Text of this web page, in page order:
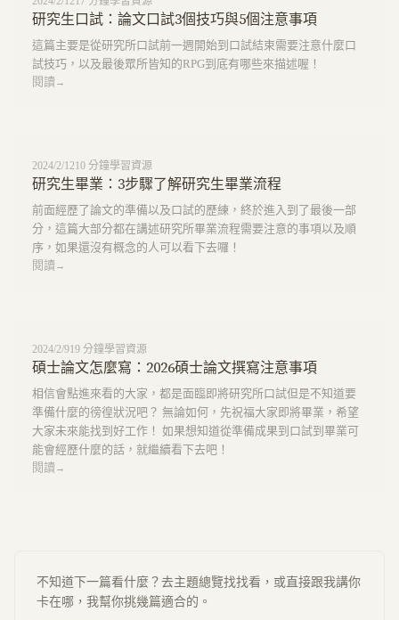
研究生口試：論文口試3個技巧與5個注意事項
這篇主要是從研究所口試前一週開始到口試結束需要注意什麼口
試技巧，以及最後眾所皆知的RPG到底有哪些來描述喔！
閱讀 →
2024/2/1210 分鐘學習資源
研究生畢業：3步驟了解研究生畢業流程
前面經歷了論文的準備以及口試的歷練，終於進入到了最後一部
分，這篇大部分都在講述研究所畢業流程需要注意的事項以及順
序，如果還沒有概念的人可以看下去囉！
閱讀 →
2024/2/919 分鐘學習資源
碩士論文怎麼寫：2026碩士論文撰寫注意事項
相信會點進來看的大家，都是面臨即將研究所口試但是不知道要
準備什麼的徬徨狀況吧？ 無論如何，先祝福大家即將畢業，希望
大家未來能找到好工作！ 如果想知道從準備成果到口試到畢業可
能會經歷什麼的話，就繼續看下去吧！
閱讀 →
不知道下一篇看什麼？去主題總覽找找看，或直接跟我講你
卡在哪，我幫你挑幾篇適合的。